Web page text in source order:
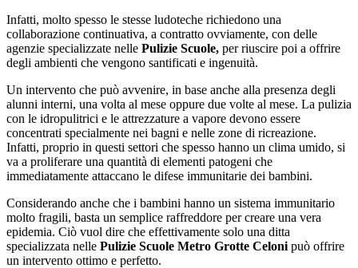
Infatti, molto spesso le stesse ludoteche richiedono una
collaborazione continuativa, a contratto ovviamente, con delle
agenzie specializzate nelle Pulizie Scuole, per riuscire poi a offrire
degli ambienti che vengono santificati e ingenuità.
Un intervento che può avvenire, in base anche alla presenza degli
alunni interni, una volta al mese oppure due volte al mese. La pulizia
con le idropulitrici e le attrezzature a vapore devono essere
concentrati specialmente nei bagni e nelle zone di ricreazione.
Infatti, proprio in questi settori che spesso hanno un clima umido, si
va a proliferare una quantità di elementi patogeni che
immediatamente attaccano le difese immunitarie dei bambini.
Considerando anche che i bambini hanno un sistema immunitario
molto fragili, basta un semplice raffreddore per creare una vera
epidemia. Ciò vuol dire che effettivamente solo una ditta
specializzata nelle Pulizie Scuole Metro Grotte Celoni può offrire
un intervento ottimo e perfetto.